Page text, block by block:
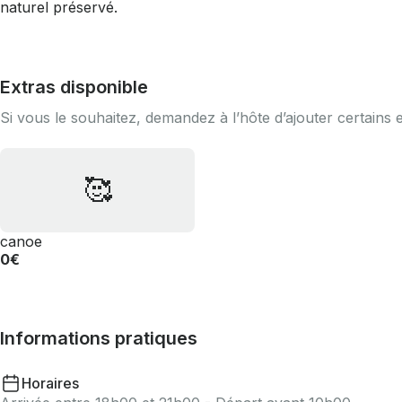
naturel préservé.
Extras disponible
Si vous le souhaitez, demandez à l’hôte d’ajouter certains
🥰
canoe
0€
Informations pratiques
Horaires